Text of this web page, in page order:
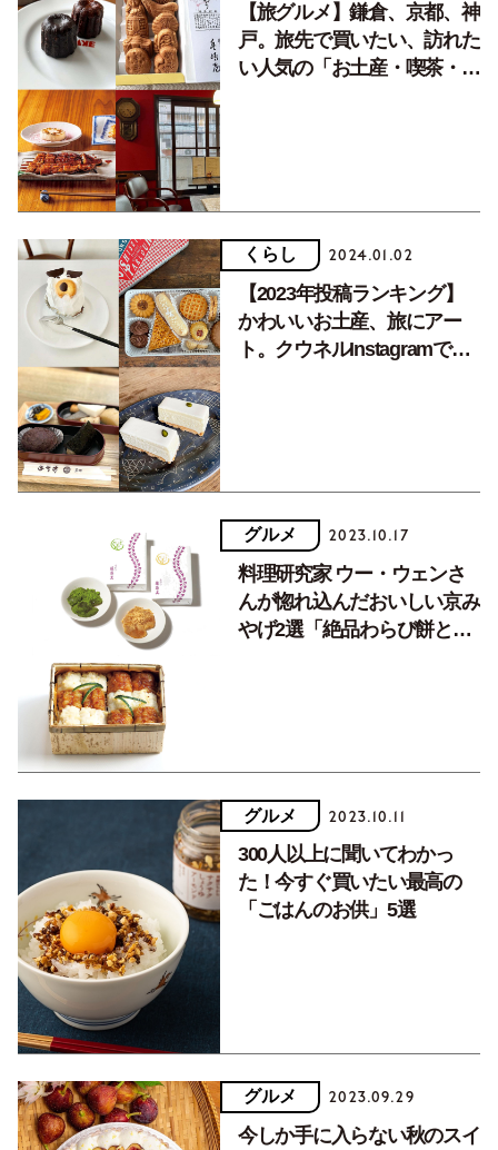
【旅グルメ】鎌倉、京都、神
戸。旅先で買いたい、訪れた
い人気の「お土産・喫茶・名
くらし 2024.01.02
【2023年投稿ランキング】
かわいいお土産、旅にアー
ト。クウネルInstagramで読
グルメ 2023.10.17
料理研究家 ウー・ウェンさ
んが惚れ込んだおいしい京み
やげ2選「絶品わらび餅と季
グルメ 2023.10.11
300人以上に聞いてわかっ
た！今すぐ買いたい最高の
「ごはんのお供」5選
グルメ 2023.09.29
今しか手に入らない秋のスイ